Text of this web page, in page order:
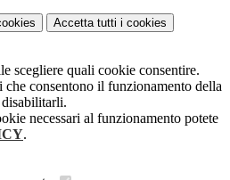
Accetta tutti i cookies
scegliere quali cookie consentire.
che consentono il funzionamento della
necessari al funzionamento potete
.